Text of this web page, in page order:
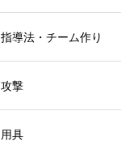
指導法・チーム作り
攻撃
用具